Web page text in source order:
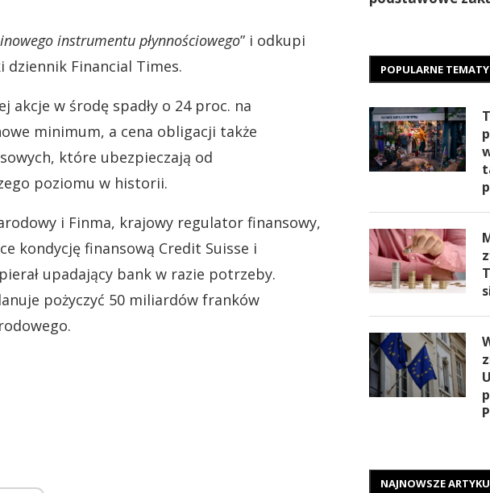
instrumentu płynnościowego” i odkupi
dziennik Financial Times.
akcje w środę spadły o 24 proc. na
minimum, a cena obligacji także
które ubezpieczają od
poziomu w historii.
i Finma, krajowy regulator finansowy,
kondycję finansową Credit Suisse i
upadający bank w razie potrzeby.
pożyczyć 50 miliardów franków
POPULARNE TEMATY
NAJNOWSZE